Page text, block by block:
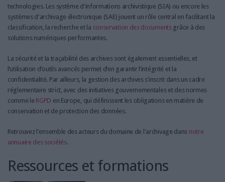
technologies. Les système d'informations archivistique (SIA) ou encore les
systèmes d'archivage électronique (SAE) jouent un rôle central en facilitant la
classification, la recherche et la conservation des documents grâce à des
solutions numériques performantes.
La sécurité et la traçabilité des archives sont également essentielles, et
l’utilisation d’outils avancés permet d’en garantir l’intégrité et la
confidentialité. Par ailleurs, la gestion des archives s’inscrit dans un cadre
réglementaire strict, avec des initiatives gouvernementales et des normes
comme le RGPD en Europe, qui définissent les obligations en matière de
conservation et de protection des données.
Retrouvez l'ensemble des acteurs du domaine de l'archivage dans notre
annuaire des sociétés.
Ressources et formations